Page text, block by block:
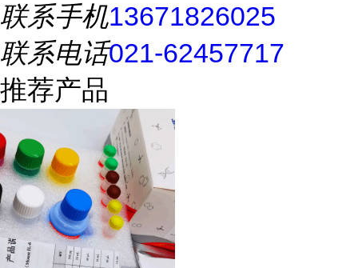
联系手机13671826025
联系电话021-62457717
推荐产品